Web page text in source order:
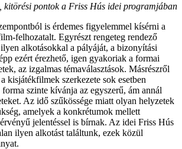
kitörési pontok a Friss Hús idei programjában
is érdemes figyelemmel kísérni a
felhozatalt. Egyrészt rengeteg rendező
alkotásokkal a pályáját, a bizonyítási
ezért érezhető, igen gyakoriak a formai
az izgalmas témaválasztások. Másrészről
kisjátékfilmek szerkezete sok esetben
szinte kívánja az egyszerű, ám annál
Az idő szűkössége miatt olyan helyzetek
amelyek a konkrétumok mellett
jelentéssel is bírnak. Az idei Friss Hús
ilyen alkotást találtunk, ezek közül